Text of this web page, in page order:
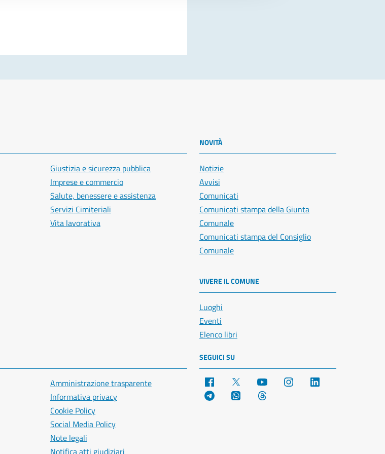
Giustizia e sicurezza pubblica
Imprese e commercio
Salute, benessere e assistenza
Servizi Cimiteriali
Vita lavorativa
NOVITÀ
Notizie
Avvisi
Comunicati
Comunicati stampa della Giunta
Comunale
Comunicati stampa del Consiglio
Comunale
VIVERE IL COMUNE
Luoghi
Eventi
Elenco libri
Amministrazione trasparente
Informativa privacy
Cookie Policy
Social Media Policy
Note legali
SEGUICI SU
Facebook YouTube Instagram
Telegram WhatsApp